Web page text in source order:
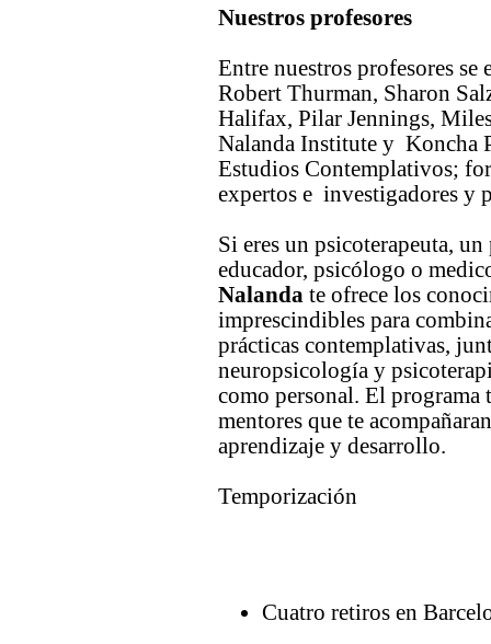
Nuestros profesores
Entre nuestros profesores
Robert Thurman, Sharon
Halifax, Pilar Jennings,
Nalanda Institute y Koncha
Estudios Contemplativos;
expertos e investigadores y
Si eres un psicoterapeuta,
educador, psicólogo o
Nalanda te ofrece los
imprescindibles para
prácticas contemplativas,
neuropsicología y
como personal. El programa
mentores que te
aprendizaje y desarrollo.
Temporización
Cuatro retiros en